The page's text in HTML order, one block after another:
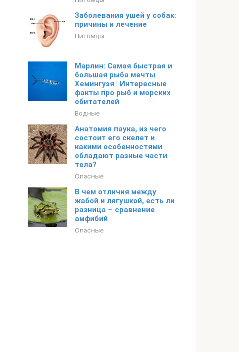
Заболевания ушей у собак:
причины и лечение
Питомцы
Марлин: Самая быстрая и
большая рыба мечты
Хемингуэя | Интересные
факты про рыб и морских
обитателей
Водные
Анатомия паука, из чего
состоит его скелет и
какими особенностями
обладают разные части
тела?
Опасные
В чем отличия между
жабой и лягушкой, есть ли
разница – сравнение
амфибий
Опасные